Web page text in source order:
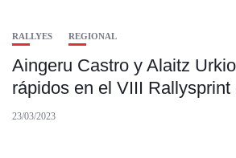
RALLYES REGIONAL
Aingeru Castro y Alaitz
rápidos en el VIII Rallysprint
23/03/2023